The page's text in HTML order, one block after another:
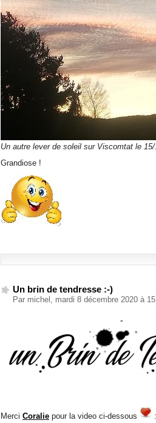
Un autre lever de soleil sur Viscomtat le 15/
Grandiose !
Un brin de tendresse :-)
Par michel, mardi 8 décembre 2020 à
Merci Coralie pour la video ci-dessous :